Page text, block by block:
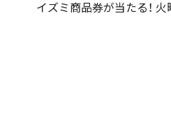
イズミ商品券が当たる！